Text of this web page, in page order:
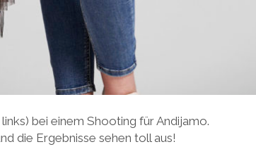
bei einem Shooting für Andijamo.
die Ergebnisse sehen toll aus!